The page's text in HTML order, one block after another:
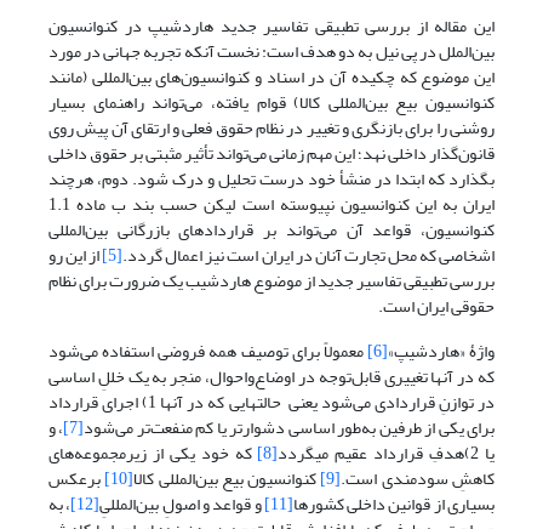
این مقاله از بررسی تطبیقی تفاسیر جدید هاردشیپ در کنوانسیون
بین‌الملل در پی نیل به دو هدف است: نخست آنکه تجربه جهانی در مورد
این موضوع که چکیده آن در اسناد و کنوانسیون‌های بین‌المللی (مانند
کنوانسیون بیع بین‌المللی کالا) قوام یافته، می‌تواند راهنمای بسیار
روشنی را برای بازنگری و تغییر در نظام حقوق فعلی و ارتقای آن پیش روی
قانون‌گذار داخلی نهد؛ این مهم زمانی می‌تواند تأثیر مثبتی بر حقوق داخلی
بگذارد که ابتدا در منشأ خود درست تحلیل و درک شود. دوم، هرچند
ایران به این کنوانسیون نپیوسته است لیکن حسب بند ب ماده 1.1
کنوانسیون، قواعد آن می‌تواند بر قراردادهای بازرگانی بین‌المللی
اشخاصی که محل تجارت آنان در ایران است نیز اعمال گردد.[5] از این رو
بررسی تطبیقی تفاسیر جدید از موضوع هاردشیب یک ضرورت برای نظام
حقوقی ایران است.
واژۀ «هاردشیپ»[6] معمولاً برای توصیف همه فروضی استفاده می‌شود
که در آنها تغییری قابل‌توجه در اوضاع‌واحوال، منجر به یک خللِ اساسی
در توازنِ قراردادی می‌شود یعنی حالتهایی که در آنها 1) اجرای قرارداد
برای یکی از طرفین به‌طور اساسی دشوارتر یا کم منفعت‌تر می‌شود[7] ، و
یا 2)هدفِ قرارداد عقیم می­گردد [8] که خود یکی از زیرمجموعه‌های
کاهشِ سودمندی است.[9] کنوانسیون بیع بین‌المللی کالا[10] برعکس
بسیاری از قوانین داخلی کشورها[11] و قواعد و اصولِ بین‌المللیِ[12] ، به